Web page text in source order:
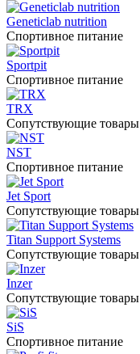
Geneticlab nutrition
Спортивное питание
Sportpit
Спортивное питание
TRX
Сопутствующие товары
NST
Спортивное питание
Jet Sport
Сопутствующие товары
Titan Support Systems
Сопутствующие товары
Inzer
Сопутствующие товары
SiS
Спортивное питание